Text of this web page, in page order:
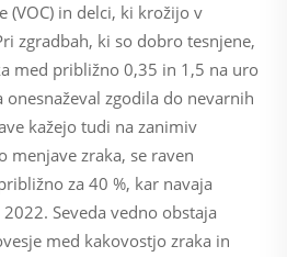
(VOC) in delci, ki krožijo v
zgradbah, ki so dobro tesnjene,
med približno 0,35 in 1,5 na uro
onesnaževal zgodila do nevarnih
kažejo tudi na zanimiv
menjave zraka, se raven
za 40 %, kar navaja
Seveda vedno obstaja
med kakovostjo zraka in